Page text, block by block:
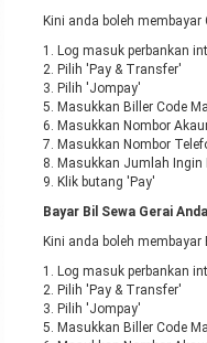
Kini anda boleh
1. Log masuk perbankan
2. Pilih 'Pay & Transfer'
3. Pilih 'Jompay'
5. Masukkan Biller Code
6. Masukkan Nombor
7. Masukkan Nombor
8. Masukkan Jumlah Ingin
9. Klik butang 'Pay'
Bayar Bil Sewa Gerai
Kini anda boleh membayar
1. Log masuk perbankan
2. Pilih 'Pay & Transfer'
3. Pilih 'Jompay'
5. Masukkan Biller Code